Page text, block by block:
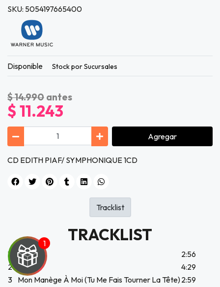
SKU: 5054197665400
Disponible Stock por Sucursales
$ 14.990 antes
$ 11.243
Agregar
CD EDITH PIAF/ SYMPHONIQUE 1CD
TRACKLIST
1 La Foule
2:56
2 Milord
4:29
3 Mon Manège À Moi (Tu Me Fais Tourner La Tête)2:59
Tracklist